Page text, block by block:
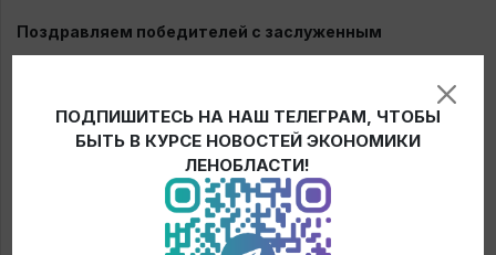
Поздравляем победителей с заслуженным
признанием и скорым открытием горнолыжного
ПОДПИШИТЕСЬ НА НАШ ТЕЛЕГРАМ, ЧТОБЫ
БЫТЬ В КУРСЕ НОВОСТЕЙ ЭКОНОМИКИ
ЛЕНОБЛАСТИ!